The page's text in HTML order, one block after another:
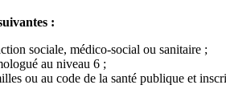
:
sociale, médico-social ou sanitaire ;
au niveau 6 ;
ou au code de la santé publique et